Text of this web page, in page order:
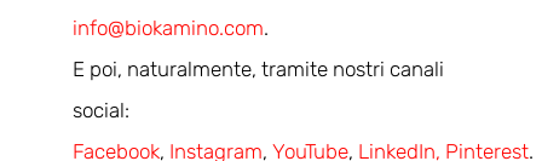
info@biokamino.com.
E poi, naturalmente, tramite nostri canali
social:
Facebook, Instagram, YouTube, LinkedIn, Pinterest.